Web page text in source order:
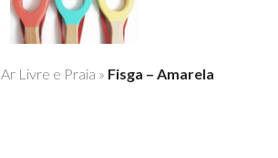
Ar Livre e Praia » Fisga – Amarela